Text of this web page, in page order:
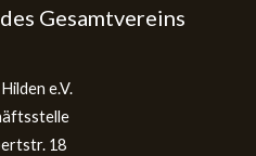
Gesamtvereins
e.V.
18